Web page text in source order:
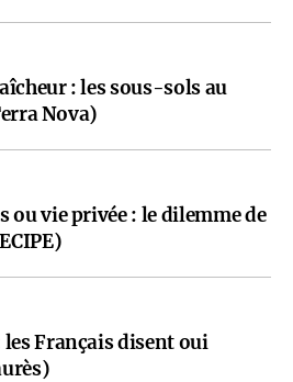
: les sous-sols au
Nova)
ou vie privée : le dilemme de
Français disent oui